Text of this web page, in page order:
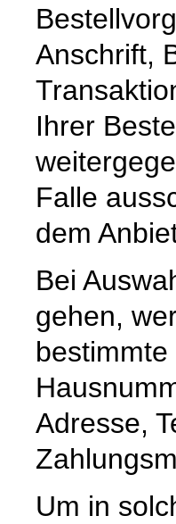
Anschrift,
Ihrer
Falle
dem
Bei
gehen,
Adresse,
Um in